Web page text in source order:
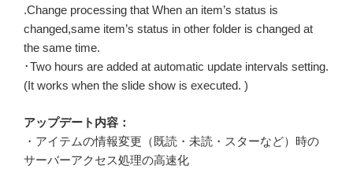
.Change processing that When an item’s status is
changed,same item’s status in other folder is changed at
the same time.
･Two hours are added at automatic update intervals setting.
(It works when the slide show is executed. )
アップデート内容：
・アイテムの情報変更（既読・未読・スターなど）時の
サーバーアクセス処理の高速化